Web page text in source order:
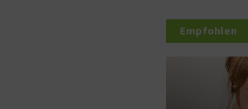
Empfohlen
Service & Wissen